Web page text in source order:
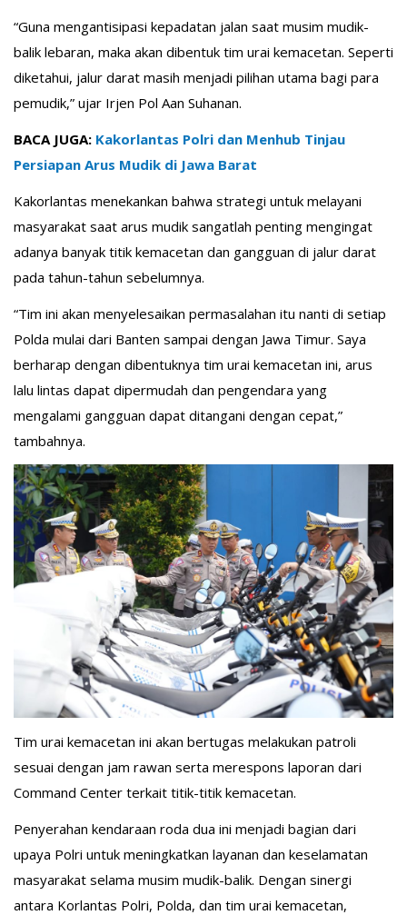
“Guna mengantisipasi kepadatan jalan saat musim mudik-
balik lebaran, maka akan dibentuk tim urai kemacetan. Seperti
diketahui, jalur darat masih menjadi pilihan utama bagi para
pemudik,” ujar Irjen Pol Aan Suhanan.
BACA JUGA: Kakorlantas Polri dan Menhub Tinjau
Persiapan Arus Mudik di Jawa Barat
Kakorlantas menekankan bahwa strategi untuk melayani
masyarakat saat arus mudik sangatlah penting mengingat
adanya banyak titik kemacetan dan gangguan di jalur darat
pada tahun-tahun sebelumnya.
“Tim ini akan menyelesaikan permasalahan itu nanti di setiap
Polda mulai dari Banten sampai dengan Jawa Timur. Saya
berharap dengan dibentuknya tim urai kemacetan ini, arus
lalu lintas dapat dipermudah dan pengendara yang
mengalami gangguan dapat ditangani dengan cepat,”
tambahnya.
Tim urai kemacetan ini akan bertugas melakukan patroli
sesuai dengan jam rawan serta merespons laporan dari
Command Center terkait titik-titik kemacetan.
Penyerahan kendaraan roda dua ini menjadi bagian dari
upaya Polri untuk meningkatkan layanan dan keselamatan
masyarakat selama musim mudik-balik. Dengan sinergi
antara Korlantas Polri, Polda, dan tim urai kemacetan,